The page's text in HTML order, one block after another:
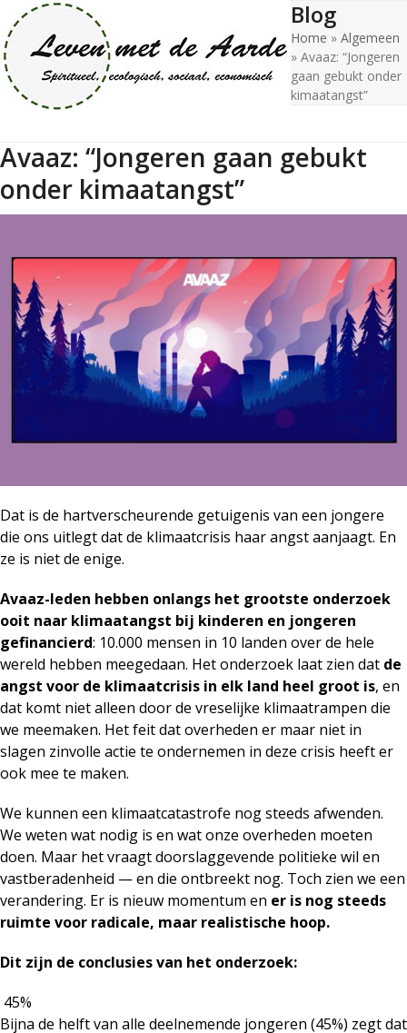
Skip
to
content
Open
mobile
menu
Close
mobile
menu
Blog
Home » Algemeen
» Avaaz: “Jongeren
gaan gebukt onder
kimaatangst”
Avaaz: “Jongeren gaan gebukt
onder kimaatangst”
Dat is de hartverscheurende getuigenis van een jongere
die ons uitlegt dat de klimaatcrisis haar angst aanjaagt. En
ze is niet de enige.
Avaaz-leden hebben onlangs het grootste onderzoek
ooit naar klimaatangst bij kinderen en jongeren
gefinancierd: 10.000 mensen in 10 landen over de hele
wereld hebben meegedaan. Het onderzoek laat zien dat de
angst voor de klimaatcrisis in elk land heel groot is, en
dat komt niet alleen door de vreselijke klimaatrampen die
we meemaken. Het feit dat overheden er maar niet in
slagen zinvolle actie te ondernemen in deze crisis heeft er
ook mee te maken.
We kunnen een klimaatcatastrofe nog steeds afwenden.
We weten wat nodig is en wat onze overheden moeten
doen. Maar het vraagt doorslaggevende politieke wil en
vastberadenheid — en die ontbreekt nog. Toch zien we een
verandering. Er is nieuw momentum en er is nog steeds
ruimte voor radicale, maar realistische hoop.
Dit zijn de conclusies van het onderzoek:
45%
Bijna de helft van alle deelnemende jongeren (45%) zegt dat